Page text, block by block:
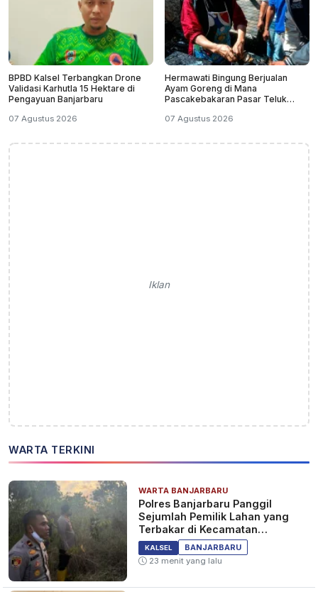
BPBD Kalsel Terbangkan Drone
Validasi Karhutla 15 Hektare di
Pengayuan Banjarbaru
07 Agustus 2026
Hermawati Bingung Berjualan
Ayam Goreng di Mana
Pascakebakaran Pasar Teluk
07 Agustus 2026
Iklan
WARTA TERKINI
WARTA BANJARBARU
Polres Banjarbaru Panggil
Sejumlah Pemilik Lahan yang
Terbakar di Kecamatan
Cempaka
KALSEL
BANJARBARU
23 menit yang lalu